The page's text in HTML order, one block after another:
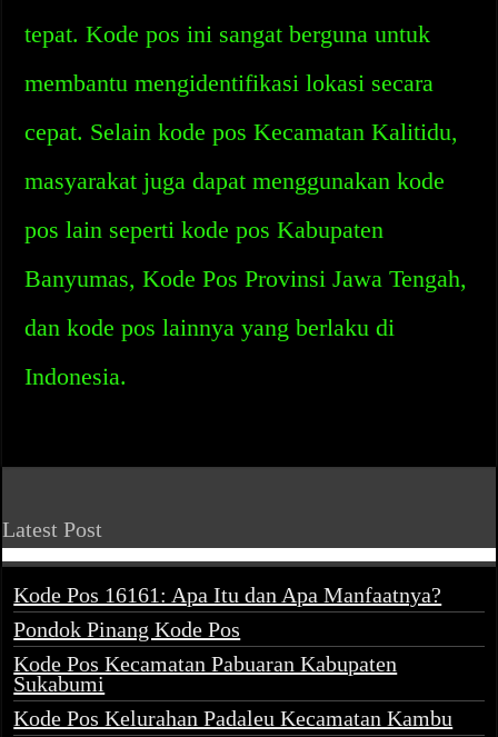
tepat. Kode pos ini sangat berguna untuk
membantu mengidentifikasi lokasi secara
cepat. Selain kode pos Kecamatan Kalitidu,
masyarakat juga dapat menggunakan kode
pos lain seperti kode pos Kabupaten
Banyumas, Kode Pos Provinsi Jawa Tengah,
dan kode pos lainnya yang berlaku di
Indonesia.
Latest Post
Kode Pos 16161: Apa Itu dan Apa Manfaatnya?
Pondok Pinang Kode Pos
Kode Pos Kecamatan Pabuaran Kabupaten
Sukabumi
Kode Pos Kelurahan Padaleu Kecamatan Kambu